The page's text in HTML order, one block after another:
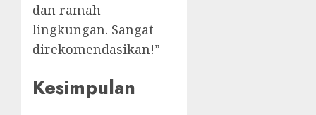
dan ramah
lingkungan. Sangat
direkomendasikan!”
Kesimpulan